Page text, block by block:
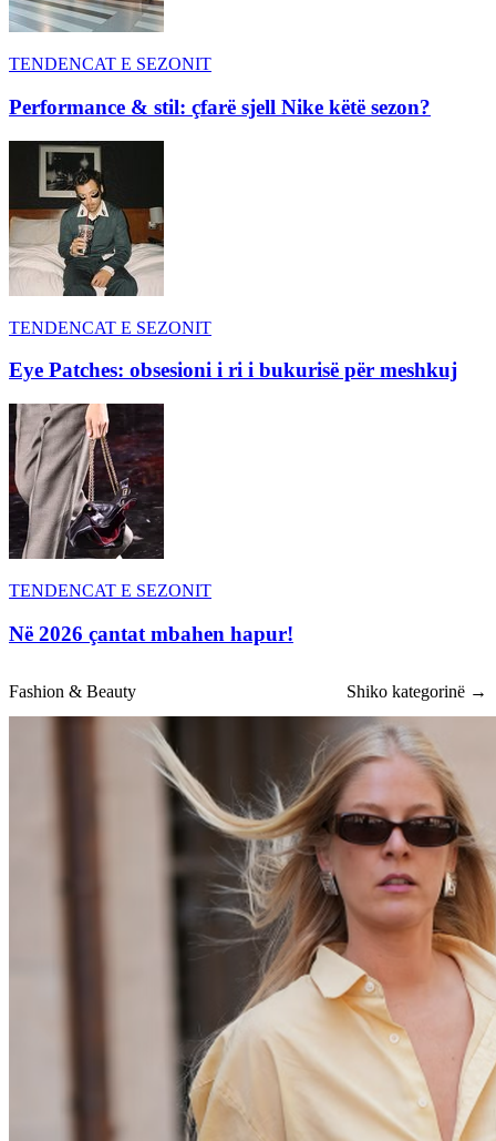
TENDENCAT E SEZONIT
Performance & stil: çfarë sjell Nike këtë sezon?
TENDENCAT E SEZONIT
Eye Patches: obsesioni i ri i bukurisë për meshkuj
TENDENCAT E SEZONIT
Në 2026 çantat mbahen hapur!
Fashion & Beauty Shiko kategorinë →